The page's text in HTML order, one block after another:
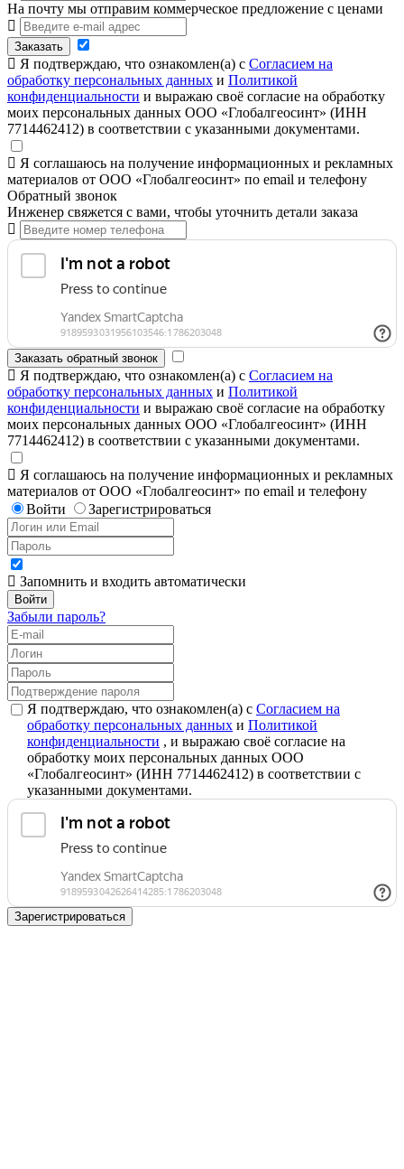
На почту мы отправим коммерческое предложение с ценами
Заказать
Я подтверждаю, что ознакомлен(а) с Согласием на
обработку персональных данных и Политикой
конфиденциальности и выражаю своё согласие на обработку
моих персональных данных ООО «Глобалгеосинт» (ИНН
7714462412) в соответствии с указанными документами.
Я соглашаюсь на получение информационных и рекламных
материалов от ООО «Глобалгеосинт» по email и телефону
Обратный звонок
Инженер свяжется с вами, чтобы уточнить детали заказа
Заказать обратный звонок
Я подтверждаю, что ознакомлен(а) с Согласием на
обработку персональных данных и Политикой
конфиденциальности и выражаю своё согласие на обработку
моих персональных данных ООО «Глобалгеосинт» (ИНН
7714462412) в соответствии с указанными документами.
Я соглашаюсь на получение информационных и рекламных
материалов от ООО «Глобалгеосинт» по email и телефону
Войти
Зарегистрироваться
Запомнить и входить автоматически
Забыли пароль?
Я подтверждаю, что ознакомлен(а) с Согласием на
обработку персональных данных и Политикой
конфиденциальности , и выражаю своё согласие на
обработку моих персональных данных ООО
«Глобалгеосинт» (ИНН 7714462412) в соответствии с
указанными документами.